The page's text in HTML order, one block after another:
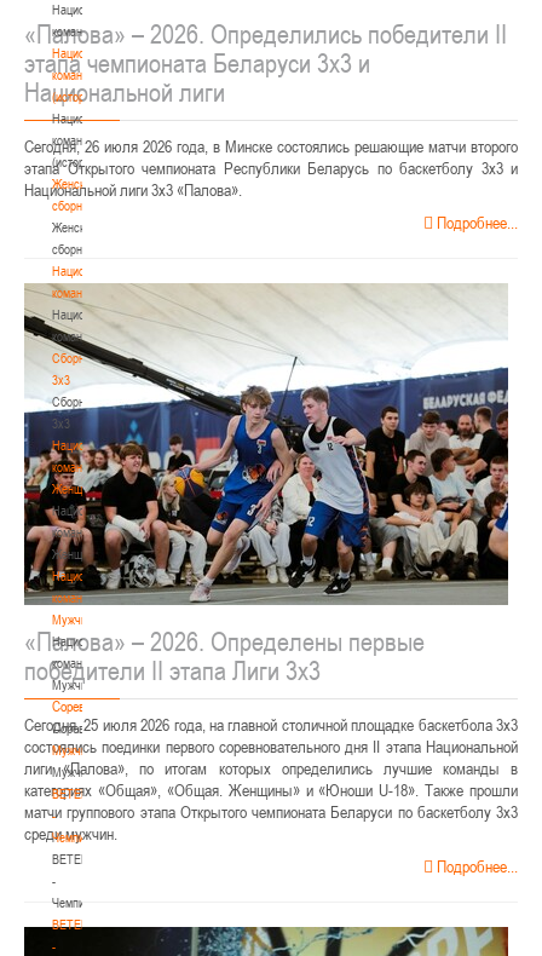
Национальная
команда
Национальная
команда
(история)
Национальная
команда
(история)
Женские
сборные
Женские
сборные
Национальная
команда
Национальная
команда
Сборные
3х3
Сборные
3х3
Национальная
команда.
Женщины
Национальная
команда.
Женщины
Национальная
команда.
Мужчины
Национальная
команда.
Мужчины
Соревнования
Соревнования
Мужчины
Мужчины
BETERA
-
Чемпионат
BETERA
-
Чемпионат
BETERA
-
«Палова» – 2026. Определились победители II
этапа чемпионата Беларуси 3х3 и
Национальной лиги
Сегодня, 26 июля 2026 года, в Минске состоялись решающие матчи второго
этапа Открытого чемпионата Республики Беларусь по баскетболу 3х3 и
Национальной лиги 3х3 «Палова».
Подробнее...
«Палова» – 2026. Определены первые
победители II этапа Лиги 3х3
Сегодня, 25 июля 2026 года, на главной столичной площадке баскетбола 3х3
состоялись поединки первого соревновательного дня II этапа Национальной
лиги «Палова», по итогам которых определились лучшие команды в
категориях «Общая», «Общая. Женщины» и «Юноши U-18». Также прошли
матчи группового этапа Открытого чемпионата Беларуси по баскетболу 3х3
среди мужчин.
Подробнее...